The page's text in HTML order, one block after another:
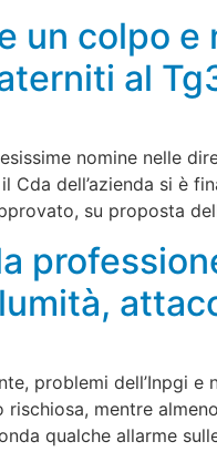
un colpo
al
nomine nelle
dell’azienda si è
su proposta
problemi dell’Inpgi
mentre
qualche allarme